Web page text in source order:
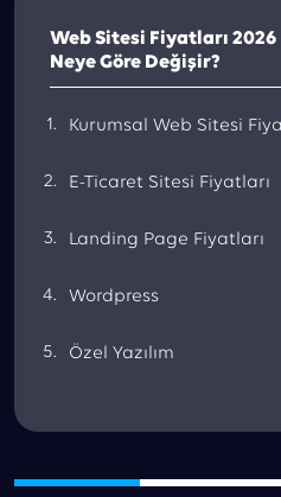
Web Sitesi Fiyatları
Neye Göre Değişir?
Kurumsal Web Sitesi
E-Ticaret Sitesi Fiyatları
Landing Page Fiyatları
Wordpress
Özel Yazılım